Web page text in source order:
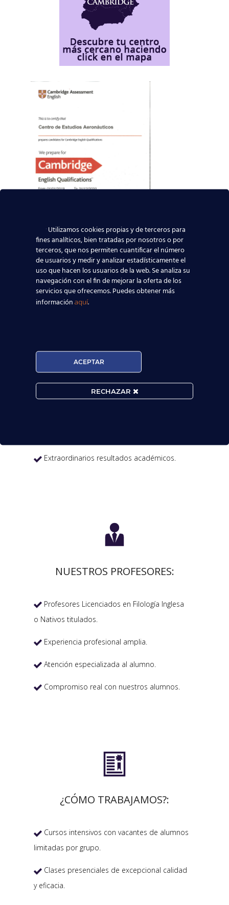
MATRÍCULA ABIERTA:
Convocatorias constantes.
 Extraordinarios resultados académicos.

NUESTROS PROFESORES:
 Profesores Licenciados en Filología Inglesa
o Nativos titulados.
 Experiencia profesional amplia.
 Atención especializada al alumno.
 Compromiso real con nuestros alumnos.

¿CÓMO TRABAJAMOS?:
 Cursos intensivos con vacantes de alumnos
limitadas por grupo.
 Clases presenciales de excepcional calidad
y eficacia.
Utilizamos cookies propias y de terceros para
fines analíticos, bien tratadas por nosotros o por
terceros, que nos permiten cuantificar el número
de usuarios y medir y analizar estadísticamente el
uso que hacen los usuarios de la web. Se analiza su
navegación con el fin de mejorar la oferta de los
servicios que ofrecemos. Puedes obtener más
información aquí.
ACEPTAR
RECHAZAR